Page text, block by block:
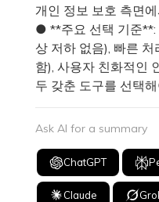
개인 정보 보호 측면
● **주요 선택 기준**:
상 저하 없음), 빠른
함), 사용자 친화적인
두 갖춘 도구를 선택
Ask AI for a summary
ChatGPT
Claude